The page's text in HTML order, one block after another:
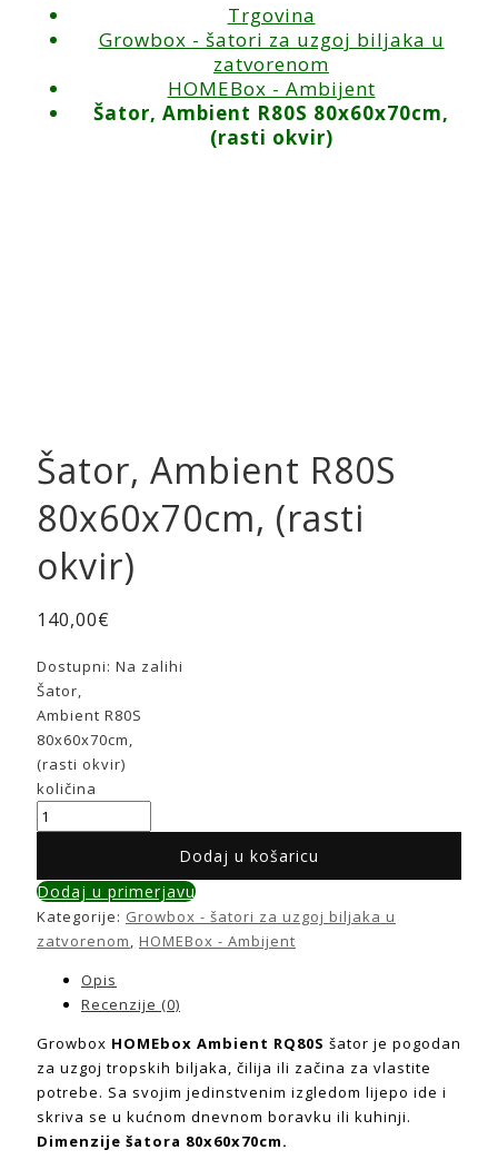
Trgovina
Growbox - šatori za uzgoj biljaka u
zatvorenom
HOMEBox - Ambijent
Šator, Ambient R80S 80x60x70cm,
(rasti okvir)
Šator, Ambient R80S
80x60x70cm, (rasti
okvir)
140,00€
Dostupni: Na zalihi
Šator,
Ambient R80S
80x60x70cm,
(rasti okvir)
količina
Dodaj u košaricu
Dodaj u primerjavu
Kategorije: Growbox - šatori za uzgoj biljaka u
zatvorenom, HOMEBox - Ambijent
Opis
Recenzije (0)
Growbox HOMEbox Ambient RQ80S šator je pogodan
za uzgoj tropskih biljaka, čilija ili začina za vlastite
potrebe. Sa svojim jedinstvenim izgledom lijepo ide i
skriva se u kućnom dnevnom boravku ili kuhinji.
Dimenzije šatora 80x60x70cm.